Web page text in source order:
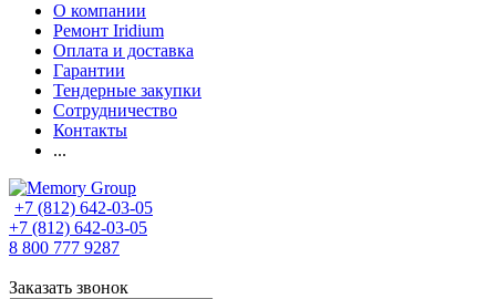
О компании
Ремонт Iridium
Оплата и доставка
Гарантии
Тендерные закупки
Сотрудничество
Контакты
...
+7 (812) 642-03-05
+7 (812) 642-03-05
8 800 777 9287
Заказать звонок